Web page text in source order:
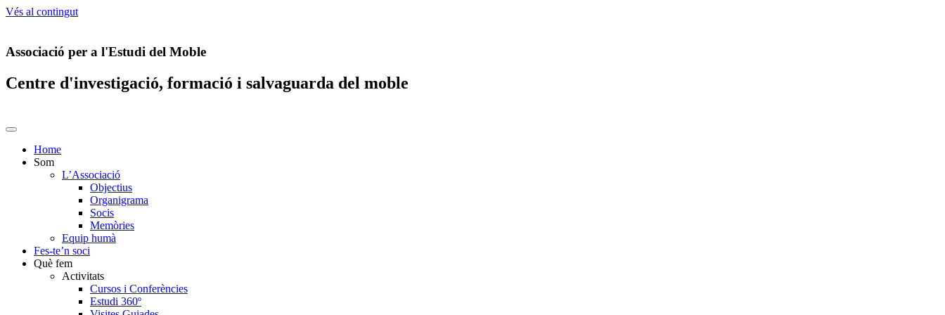
Vés al contingut
Associació per a l'Estudi del Moble
Centre d'investigació, formació i salvaguarda del moble
Home
Som
L’Associació
Objectius
Organigrama
Socis
Memòries
Equip humà
Fes-te’n soci
Què fem
Activitats
Cursos i Conferències
Estudi 360º